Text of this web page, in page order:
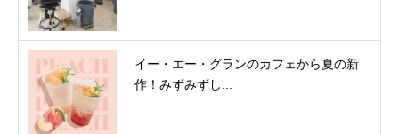
イー・エー・グランのカフェから夏の新
作！みずみずし...